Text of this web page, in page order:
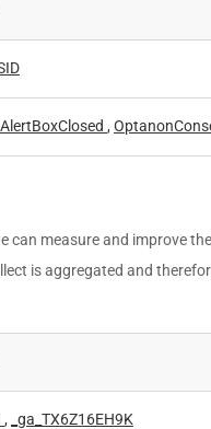
,
measure and improve
is aggregated and
, _ga_TX6Z16EH9K